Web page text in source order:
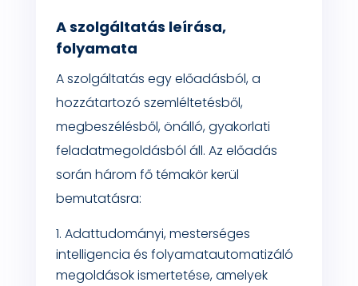
A szolgáltatás leírása,
folyamata
A szolgáltatás egy előadásból, a
hozzátartozó szemléltetésből,
megbeszélésből, önálló, gyakorlati
feladatmegoldásból áll. Az előadás
során három fő témakör kerül
bemutatásra:
Adattudományi, mesterséges
intelligencia és folyamatautomatizáló
megoldások ismertetése, amelyek